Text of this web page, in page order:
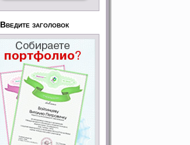
Введите заголовок